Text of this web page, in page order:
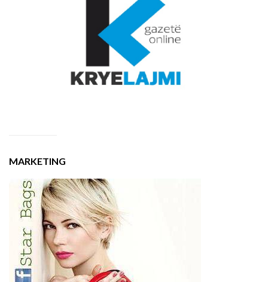
MARKETING